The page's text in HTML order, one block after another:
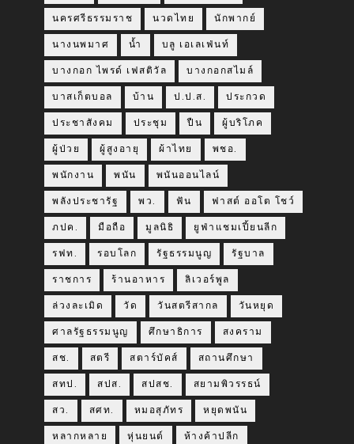
นครศรีธรรมราช นวดไทย นักพากย์
นางนพมาศ น้ำ บลู เอเลเฟ่นท์
บางกอก ไพรด์ เฟสติวัล บางกอกสไมล์
บาสเก็ตบอล บ้าน ป.ป.ส. ประกวด
ประชาสังคม ประชุม ปืน ผู้บริโภค
ผู้ป่วย ผู้สูงอายุ ผ้าไทย พชอ.
พนักงาน พนัน พนันออนไลน์
พลังประชารัฐ พว. ฟัน ฟาสต์ ออโต โชว์
ภปค. มือถือ มูลนิธิ ยูฟ่าแชมเปี้ยนลีก
รฟท. รอบโลก รัฐธรรมนูญ รัฐบาล
ราชการ ร้านอาหาร ลิเวอร์พูล
ล่วงละเมิด วัด วันสตรีสากล วันหยุด
ศาลรัฐธรรมนูญ ศึกษาธิการ สงคราม
สช. สตรี สตาร์บัคส์ สถานศึกษา
สทป. สปส. สปสช. สยามพิวรรธน์
สว. สศท. หมอสุภัทร หยุดพนัน
หลากหลาย หุ่นยนต์ ห้างค้าปลีก